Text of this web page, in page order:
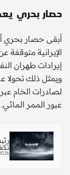
حصار بحري
أبقى حصار بحري
إيرادات طهران
ويمثل ذلك تحولا
لصادرات الخام
عبور الممر المائي.